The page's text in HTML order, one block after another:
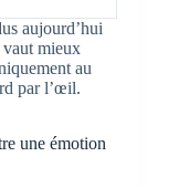
aujourd’hui
vaut mieux
au
par l’œil.
une émotion